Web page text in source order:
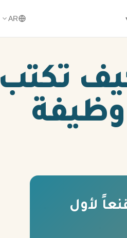
AR
تكتب
وظيفة
لأول